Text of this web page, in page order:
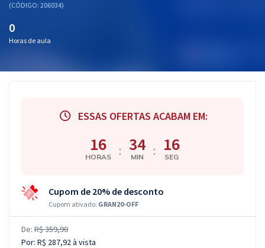
Blog
Aprovados
(CÓDIGO: 206034)
0
Horas de aula
ESSAS OFERTAS ACABAM EM:
16
HORAS : 34
MIN : 15
SEG
Cupom de 20% de desconto
Cupom ativado: GRAN20-OFF
De: R$ 359,90
Por: R$ 287,92à vista